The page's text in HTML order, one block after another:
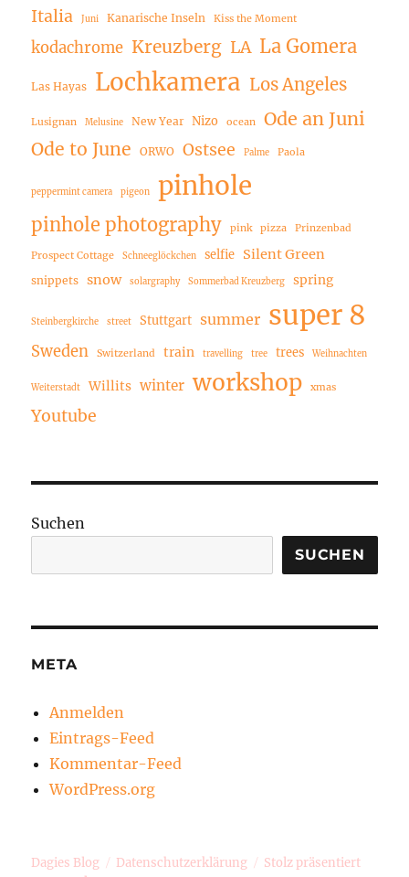
Italia Juni Kanarische Inseln Kiss the Moment
kodachrome Kreuzberg LA La Gomera
Las Hayas Lochkamera Los Angeles
Lusignan Melusine New Year Nizo ocean
Ode an Juni
Ode to June
ORWO Ostsee Palme Paola
peppermint camera pigeon pinhole
pinhole photography pink pizza Prinzenbad
Prospect Cottage Schneeglöckchen selfie Silent Green
snippets snow solargraphy Sommerbad Kreuzberg spring
Steinbergkirche street Stuttgart summer super 8
Sweden Switzerland train travelling tree trees Weihnachten
Weiterstadt Willits winter workshop xmas
Youtube
Suchen
SUCHEN
META
Anmelden
Eintrags-Feed
Kommentar-Feed
WordPress.org
Dagies Blog Datenschutzerklärung
Stolz präsentiert